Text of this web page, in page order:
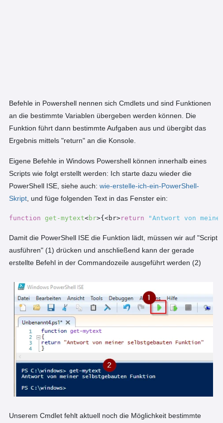
Befehle in Powershell nennen sich Cmdlets und sind Funktionen
an die bestimmte Variablen übergeben werden können. Die
Funktion führt dann bestimmte Aufgaben aus und übergibt das
Ergebnis mittels "return" an die Konsole.
Eigene Befehle in Windows Powershell können innerhalb eines
Scripts wie folgt erstellt werden: Ich starte dazu wieder die
PowerShell ISE, siehe auch: wie-erstelle-ich-ein-PowerShell-
Skript , und füge folgenden Text in das Fenster ein:
function get-mytext<br>{<br>return "Antwort von
Damit die PowerShell ISE die Funktion lädt, müssen wir auf "Script
ausführen" (1) drücken und anschließend kann der gerade
erstellte Befehl in der Commandozeile ausgeführt werden (2)
Unserem Cmdlet fehlt aktuell noch die Möglichkeit bestimmte